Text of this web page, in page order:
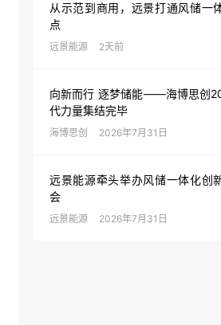
从示范到商用，远景打通风储一
点
远景能源 2天前
向新而行 逐梦储能——海博思创
代力量集结完毕
海博思创 2026年7月31日
远景能源牵头举办风储一体化创
会
远景能源 2026年7月31日